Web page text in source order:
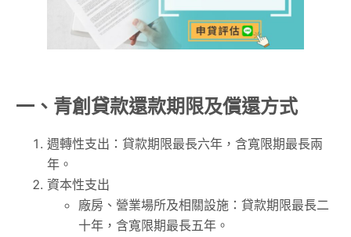
一、青創貸款還款期限及償還方式
週轉性支出：貸款期限最長六年，含寬限期最長兩
年。
資本性支出
廠房、營業場所及相關設施：貸款期限最長二
十年，含寬限期最長五年。